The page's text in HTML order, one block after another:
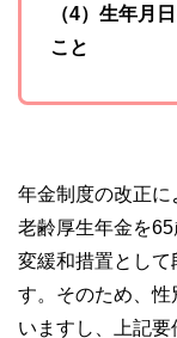
（4）生年月
こと
年金制度の改正に
老齢厚生年金を
変緩和措置とし
す。そのため、
いますし、上記